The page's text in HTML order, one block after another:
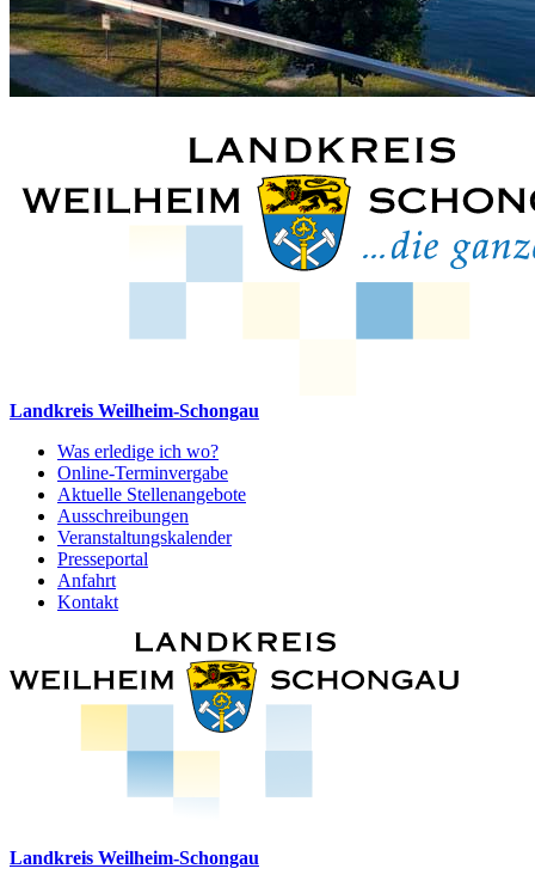
Landkreis Weilheim-Schongau
Was erledige ich wo?
Online-Terminvergabe
Aktuelle Stellenangebote
Ausschreibungen
Veranstaltungskalender
Presseportal
Anfahrt
Kontakt
Landkreis Weilheim-Schongau